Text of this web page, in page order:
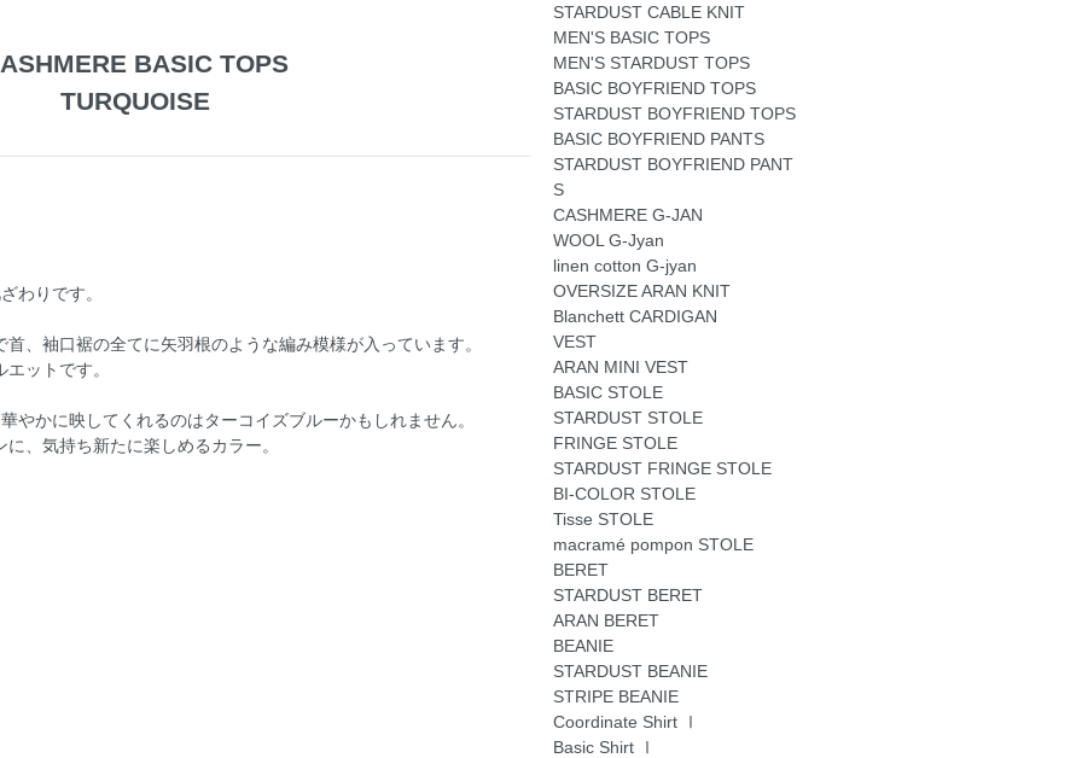
BASIC TOPS
TURQUOISE
わりです。
、袖口裾の全てに矢羽根のような編み模様が入っています。
ットです。
やかに映してくれるのはターコイズブルーかもしれません。
、気持ち新たに楽しめるカラー。
STARDUST CABLE KNIT
MEN'S BASIC TOPS
MEN'S STARDUST TOPS
BASIC BOYFRIEND TOPS
STARDUST BOYFRIEND TOPS
BASIC BOYFRIEND PANTS
STARDUST BOYFRIEND PANT
S
CASHMERE G-JAN
WOOL G-Jyan
linen cotton G-jyan
OVERSIZE ARAN KNIT
Blanchett CARDIGAN
VEST
ARAN MINI VEST
BASIC STOLE
STARDUST STOLE
FRINGE STOLE
STARDUST FRINGE STOLE
BI-COLOR STOLE
Tisse STOLE
macramé pompon STOLE
BERET
STARDUST BERET
ARAN BERET
BEANIE
STARDUST BEANIE
STRIPE BEANIE
Coordinate Shirt Ⅰ
Basic Shirt Ⅰ